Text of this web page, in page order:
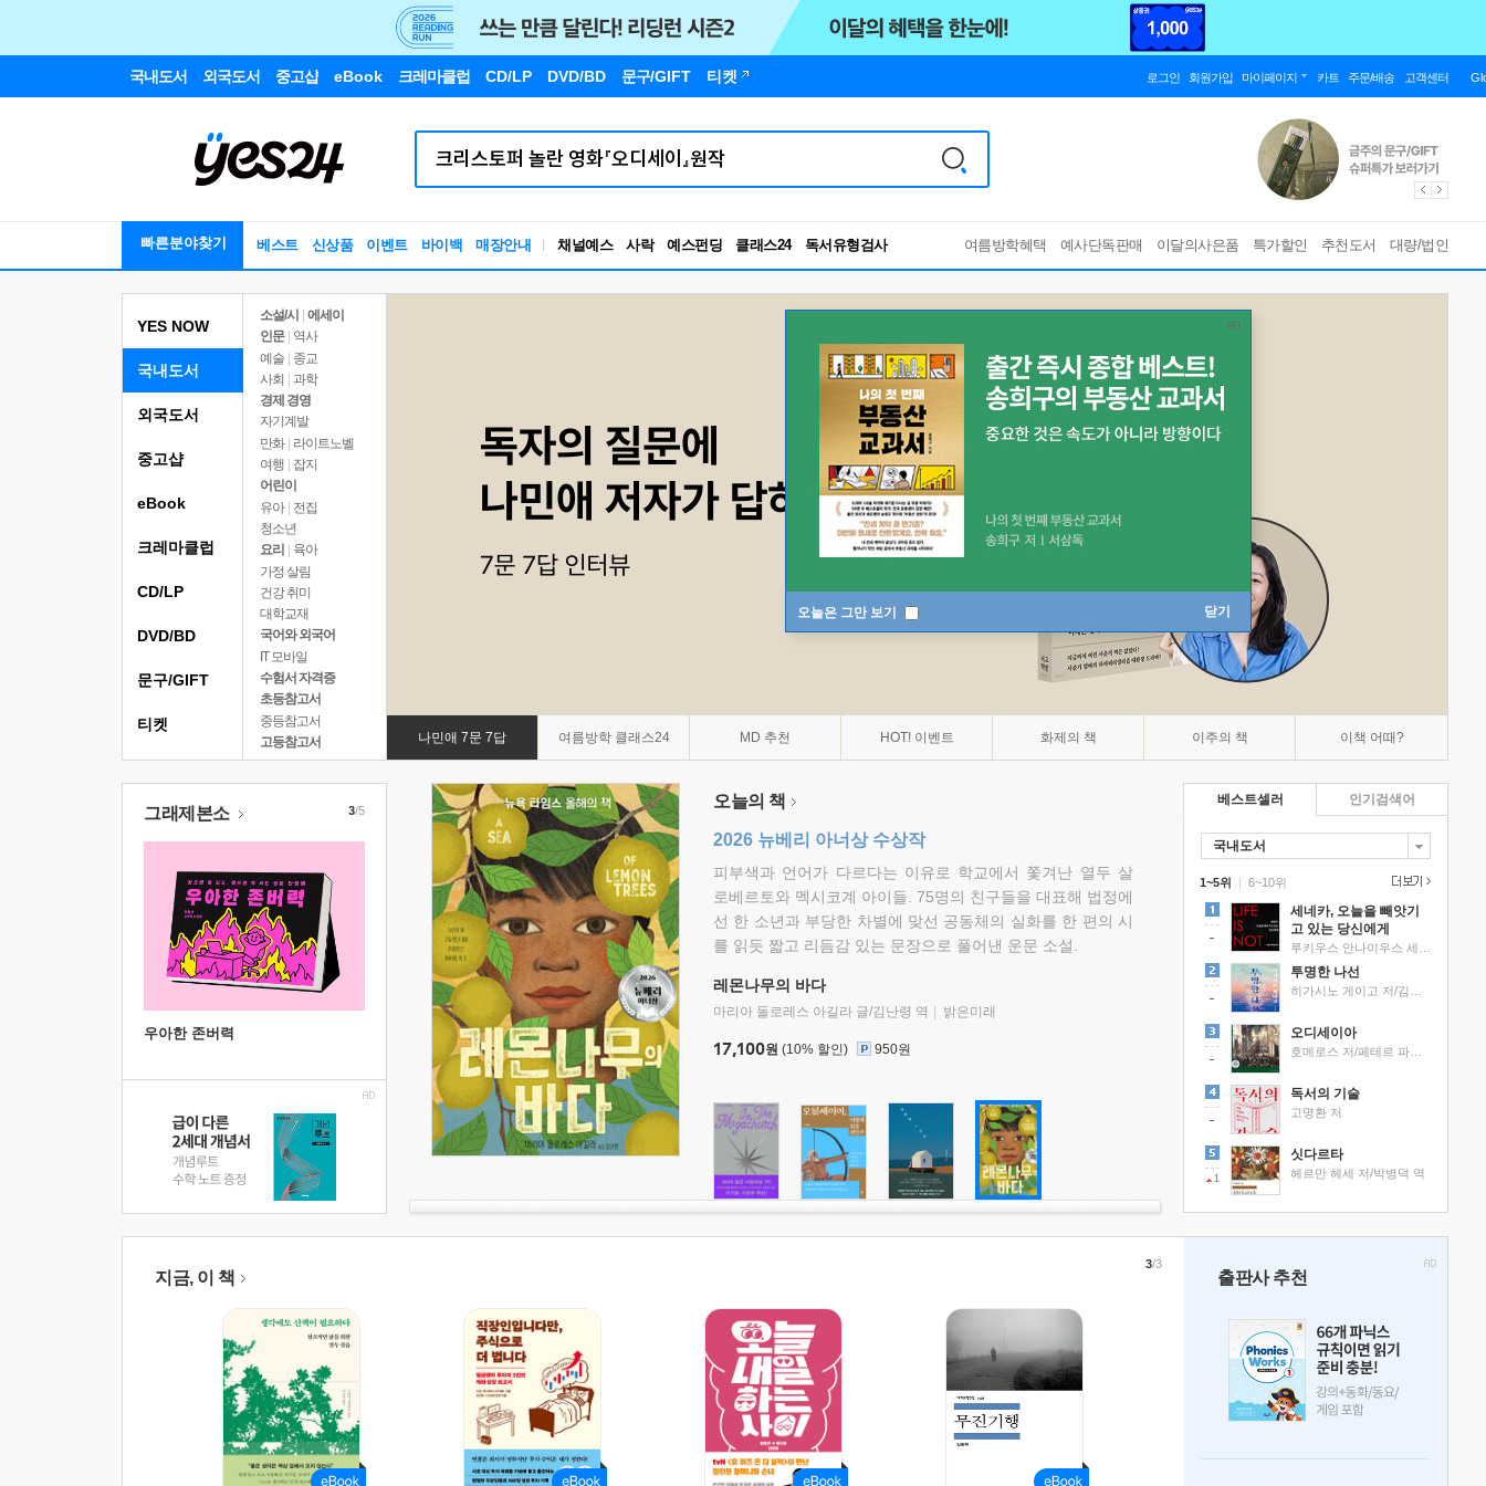
국내도서 외국도서 중고샵 eBook 크레마클럽 CD/LP DVD/BD 문구/GIFT 티켓 로그인 회원가입 마이페이지 카트 주문/배송 고객센터
빠른분야찾기 베스트 신상품 이벤트 바이백 매장안내 채널예스 사락 예스펀딩 클래스24
RBTI Lab
독서유형검사
여름방학혜택 예사단독판매 이달의사은품 특가할인 추천도서 대량/법인
오늘은 그만 보기 닫기
YES NOW
국내도서
소설/시
에세이
인문
역사
예술 | 종교
사회 | 과학
경제 경영
자기계발
만화 | 라이트노벨
여행
잡지
어린이
유아 | 전집
청소년
요리
육아
가정 살림
건강 취미
대학교재
국어와 외국어
IT 모바일
수험서 자격증
초등참고서
중등참고서
고등참고서
나민애 7문 7답 여름방학 클래스24 MD 추천 HOT! 이벤트 화제의 책 이주의 책 이책 어때?
외국도서
중고샵
eBook
크레마클럽
CD/LP
DVD/BD
문구/GIFT
티켓
그래제본소
우아한 존버력
3/5 오늘의 책
2026 뉴베리 아너상 수상작
피부색과 언어가 다르다는 이유로 학교에서 쫓겨난 열두 살
로베르토와 멕시코계 아이들. 75명의 친구들을 대표해 법정에
선 한 소년과 부당한 차별에 맞선 공동체의 실화를 한 편의 시
를 읽듯 짧고 리듬감 있는 문장으로 풀어낸 운문 소설.
레몬나무의 바다
마리아 돌로레스 아길라 글/김난령 역 밝은미래
17,100원 (10% 할인) 950원
베스트셀러
국내도서
1~5위 |
세네카, 오늘을 빼앗기
고 있는 당신에게
투명한 나선
오디세이아
독서의 기술
고명환 저
1
싯다르타
헤르만 헤세 저/박병덕 역
6~10위
인기검색어
지금, 이 책
3/3
출판사 추천